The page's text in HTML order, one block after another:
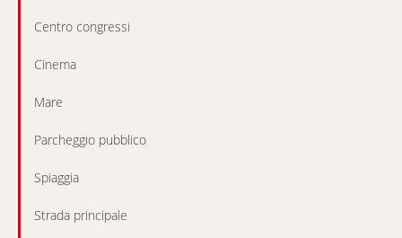
Centro congressi
Cinema
Mare
Parcheggio pubblico
Spiaggia
Strada principale